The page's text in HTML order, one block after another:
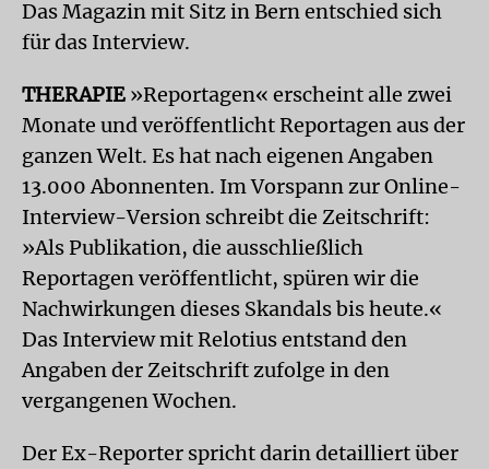
Das Magazin mit Sitz in Bern entschied sich
für das Interview.
THERAPIE »Reportagen« erscheint alle zwei
Monate und veröffentlicht Reportagen aus der
ganzen Welt. Es hat nach eigenen Angaben
13.000 Abonnenten. Im Vorspann zur Online-
Interview-Version schreibt die Zeitschrift:
»Als Publikation, die ausschließlich
Reportagen veröffentlicht, spüren wir die
Nachwirkungen dieses Skandals bis heute.«
Das Interview mit Relotius entstand den
Angaben der Zeitschrift zufolge in den
vergangenen Wochen.
Der Ex-Reporter spricht darin detailliert über